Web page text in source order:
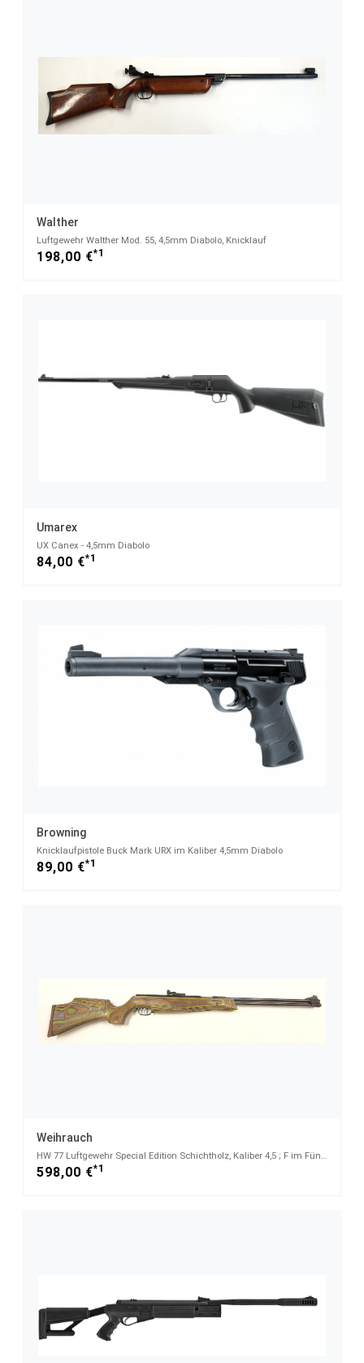
Walther
Luftgewehr Walther Mod. 55, 4,5mm Diabolo, Knicklauf
198,00 €*1
Umarex
UX Canex - 4,5mm Diabolo
84,00 €*1
Browning
Knicklaufpistole Buck Mark URX im Kaliber 4,5mm Diabolo
89,00 €*1
Weihrauch
HW 77 Luftgewehr Special Edition Schichtholz, Kaliber 4,5 ; F im Fünfeck
598,00 €*1